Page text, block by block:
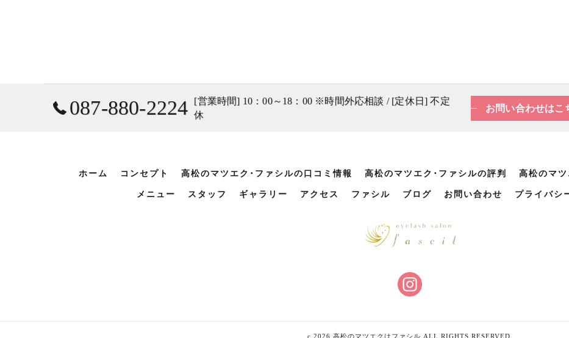
087-880-2224
[営業時間] 10：00～18：00 ※時間外応相談 / [定休日] 不定
休
お問い合わせはこ
ホーム コンセプト 高松のマツエク･ファシルの口コミ情報 高松のマツエク･ファシルの評判 高松のマ
メニュー スタッフ ギャラリー アクセス ファシル ブログ お問い合わせ プライバシ
c 2026 高松のマツエクはファシル ALL RIGHTS RESERVED.